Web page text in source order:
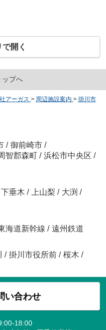
開く
ップへ
アーガス > 周辺施設案内 > 掛川市
/ 御前崎市 /
智郡森町 / 浜松市中央区 /
下垂木 / 上山梨 / 大渕 /
海道新幹線 / 遠州鉄道
/ 掛川市役所前 / 桜木 /
い合わせ
18:00